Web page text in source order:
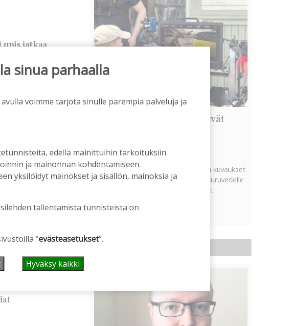
jatkaa
– ylijäämää
Vanhat rakennukset näyttivät
Hanna Soini 5.8.2026
Tekeillä olevan uuden televisiosarjan kuvaukset
ovat tuoneet tervetullutta vipinää Kiuruvedelle
Iskelmäviikon jälkeiseen hiljaisuuteen.
sinua parhaalla
voimme tarjota sinulle parempia palveluja ja
edellä mainittuihin tarkoituksiin.
ja mainonnan kohdentamiseen.
yksilöidyt mainokset ja sisällön, mainoksia ja
tallentamista tunnisteista on
”evästeasetukset”.
Hyväksy kaikki